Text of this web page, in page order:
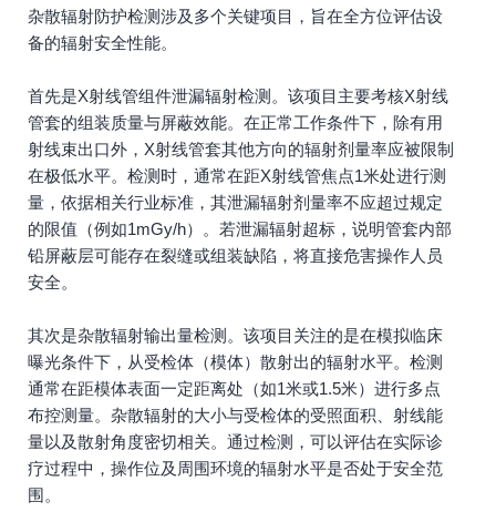
杂散辐射防护检测涉及多个关键项目，旨在全方位评估设
备的辐射安全性能。
首先是X射线管组件泄漏辐射检测。该项目主要考核X射线
管套的组装质量与屏蔽效能。在正常工作条件下，除有用
射线束出口外，X射线管套其他方向的辐射剂量率应被限制
在极低水平。检测时，通常在距X射线管焦点1米处进行测
量，依据相关行业标准，其泄漏辐射剂量率不应超过规定
的限值（例如1mGy/h）。若泄漏辐射超标，说明管套内部
铅屏蔽层可能存在裂缝或组装缺陷，将直接危害操作人员
安全。
其次是杂散辐射输出量检测。该项目关注的是在模拟临床
曝光条件下，从受检体（模体）散射出的辐射水平。检测
通常在距模体表面一定距离处（如1米或1.5米）进行多点
布控测量。杂散辐射的大小与受检体的受照面积、射线能
量以及散射角度密切相关。通过检测，可以评估在实际诊
疗过程中，操作位及周围环境的辐射水平是否处于安全范
围。